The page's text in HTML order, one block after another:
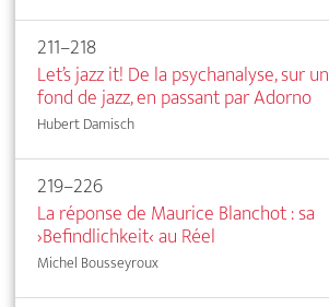
211–218
Let’s jazz it! De la psychanalyse, sur un
fond de jazz, en passant par Adorno
Hubert Damisch
219–226
La réponse de Maurice Blanchot : sa
›Befindlichkeit‹ au Réel
Michel Bousseyroux